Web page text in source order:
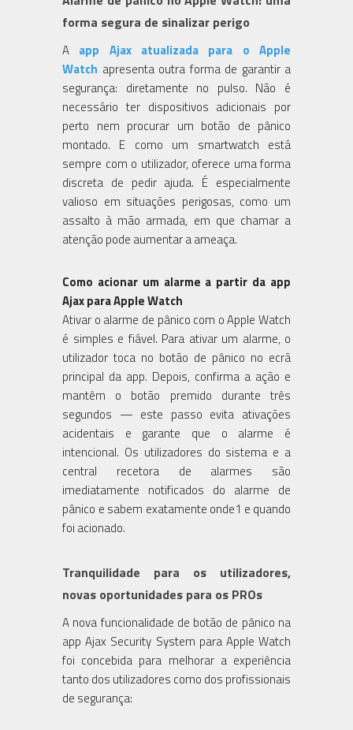
forma segura de sinalizar perigo
A app Ajax atualizada para o Apple
Watch apresenta outra forma de garantir a
segurança: diretamente no pulso. Não é
necessário ter dispositivos adicionais por
perto nem procurar um botão de pânico
montado. E como um smartwatch está
sempre com o utilizador, oferece uma forma
discreta de pedir ajuda. É especialmente
valioso em situações perigosas, como um
assalto à mão armada, em que chamar a
atenção pode aumentar a ameaça.
Como acionar um alarme a partir da app
Ajax para Apple Watch
Ativar o alarme de pânico com o Apple Watch
é simples e fiável. Para ativar um alarme, o
utilizador toca no botão de pânico no ecrã
principal da app. Depois, confirma a ação e
mantêm o botão premido durante três
segundos — este passo evita ativações
acidentais e garante que o alarme é
intencional. Os utilizadores do sistema e a
central recetora de alarmes são
imediatamente notificados do alarme de
pânico e sabem exatamente onde1 e quando
foi acionado.
Tranquilidade para os utilizadores,
novas oportunidades para os PROs
A nova funcionalidade de botão de pânico na
app Ajax Security System para Apple Watch
foi concebida para melhorar a experiência
tanto dos utilizadores como dos profissionais
de segurança: